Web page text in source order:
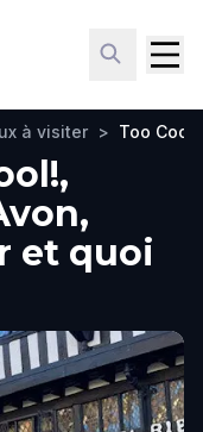
à visiter > Too Cool
et quoi